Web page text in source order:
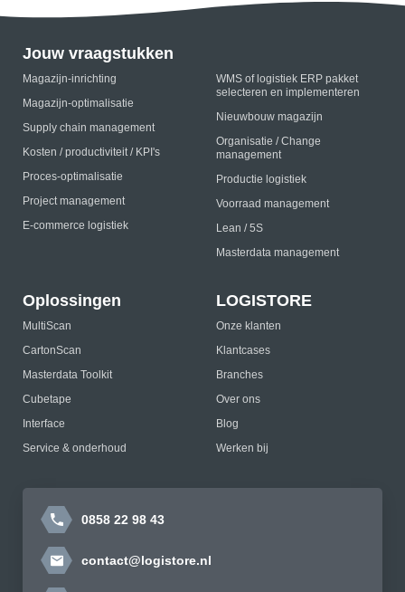
Jouw vraagstukken
Magazijn-inrichting
Magazijn-optimalisatie
Supply chain management
Kosten / productiviteit / KPI's
Proces-optimalisatie
Project management
E-commerce logistiek
WMS of logistiek ERP pakket
selecteren en implementeren
Nieuwbouw magazijn
Organisatie / Change
management
Productie logistiek
Voorraad management
Lean / 5S
Masterdata management
Oplossingen
MultiScan
CartonScan
Masterdata Toolkit
Cubetape
Interface
Service & onderhoud
LOGISTORE
Onze klanten
Klantcases
Branches
Over ons
Blog
Werken bij
0858 22 98 43
contact@logistore.nl